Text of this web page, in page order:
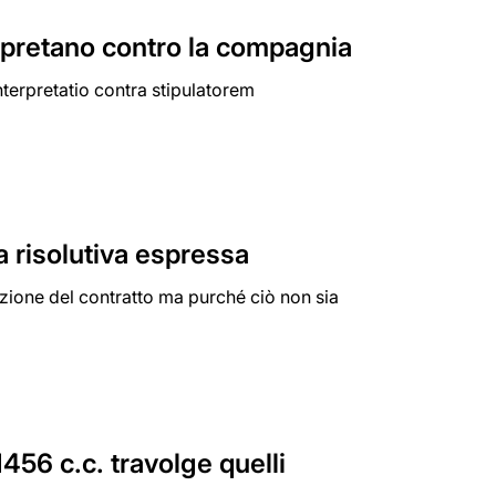
contro la compagnia
contra stipulatorem
risolutiva espressa
del contratto ma purché ciò non sia
c.c. travolge quelli